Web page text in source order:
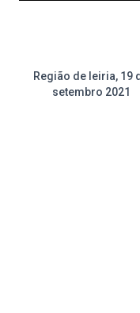
Região de leiria, 19
setembro 2021